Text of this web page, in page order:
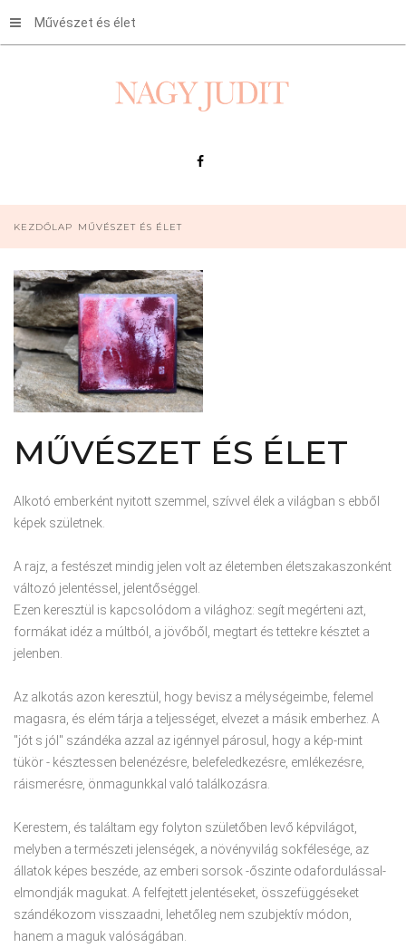
Művészet és élet
KEZDŐLAP MŰVÉSZET ÉS ÉLET
MŰVÉSZET ÉS ÉLET
Alkotó emberként nyitott szemmel, szívvel élek a világban s ebből
képek születnek.
A rajz, a festészet mindig jelen volt az életemben életszakaszonként
változó jelentéssel, jelentőséggel.
Ezen keresztül is kapcsolódom a világhoz: segít megérteni azt,
formákat idéz a múltból, a jövőből, megtart és tettekre késztet a
jelenben.
Az alkotás azon keresztül, hogy bevisz a mélységeimbe, felemel
magasra, és elém tárja a teljességet, elvezet a másik emberhez. A
"jót s jól" szándéka azzal az igénnyel párosul, hogy a kép-mint
tükör - késztessen belenézésre, belefeledkezésre, emlékezésre,
ráismerésre, önmagunkkal való találkozásra.
Kerestem, és találtam egy folyton születőben levő képvilágot,
melyben a természeti jelenségek, a növényvilág sokfélesége, az
állatok képes beszéde, az emberi sorsok -őszinte odafordulással-
elmondják magukat. A felfejtett jelentéseket, összefüggéseket
szándékozom visszaadni, lehetőleg nem szubjektív módon,
hanem a maguk valóságában.